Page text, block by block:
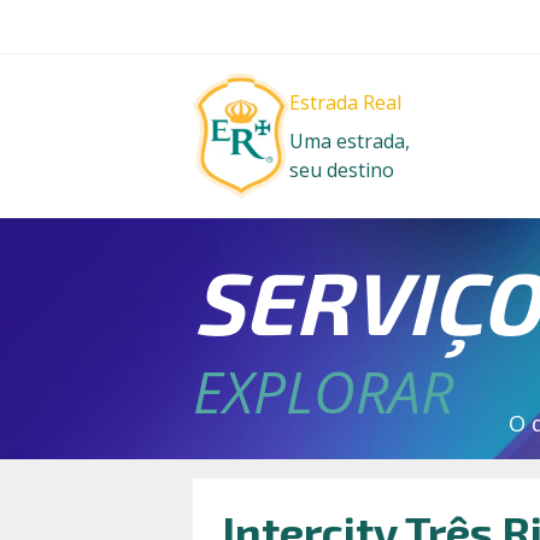
Estrada Real
Uma estrada,
seu destino
EXPLORAR O